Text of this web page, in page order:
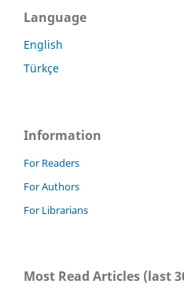
Language
English
Türkçe
Information
For Readers
For Authors
For Librarians
Most Read Articles (last